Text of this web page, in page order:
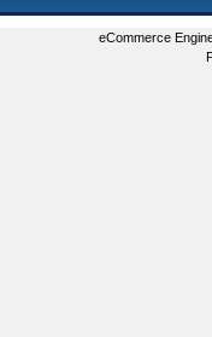
eCommerce